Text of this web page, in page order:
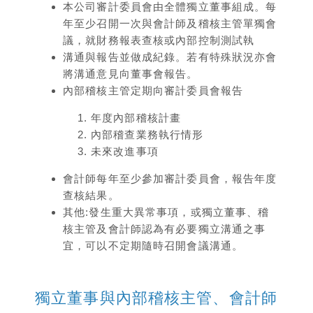
本公司審計委員會由全體獨立董事組成。每
年至少召開一次與會計師及稽核主管單獨會
議，就財務報表查核或內部控制測試執
溝通與報告並做成紀錄。若有特殊狀況亦會
將溝通意見向董事會報告。
內部稽核主管定期向審計委員會報告
年度內部稽核計畫
內部稽查業務執行情形
未來改進事項
會計師每年至少參加審計委員會，報告年度
查核結果。
其他:發生重大異常事項，或獨立董事、稽
核主管及會計師認為有必要獨立溝通之事
宜，可以不定期隨時召開會議溝通。
獨立董事與內部稽核主管、會計師